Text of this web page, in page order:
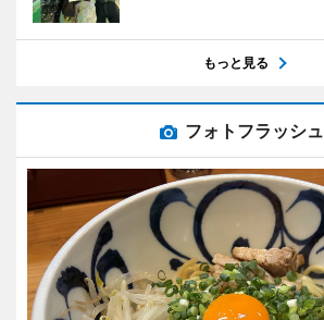
もっと見る
フォトフラッシュ